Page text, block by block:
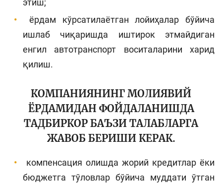
этиш;
ёрдам кўрсатилаётган лойиҳалар бўйича
ишлаб чиқаришда иштирок этмайдиган
енгил автотранспорт воситаларини харид
қилиш.
КОМПАНИЯНИНГ МОЛИЯВИЙ
ЁРДАМИДАН ФОЙДАЛАНИШДА
ТАДБИРКОР БАЪЗИ ТАЛАБЛАРГА
ЖАВОБ БЕРИШИ КЕРАК.
компенсация олишда жорий кредитлар ёки
бюджетга тўловлар бўйича муддати ўтган